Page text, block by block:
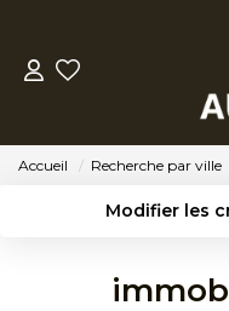
Accueil Recherche par ville
Modifier les
Type de bien